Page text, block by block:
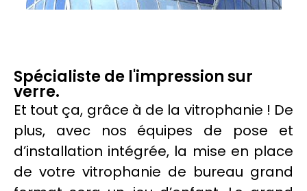
Spécialiste de l'impression sur
verre.
Et tout ça, grâce à de la vitrophanie ! De
plus, avec nos équipes de pose et
d’installation intégrée, la mise en place
de votre vitrophanie de bureau grand